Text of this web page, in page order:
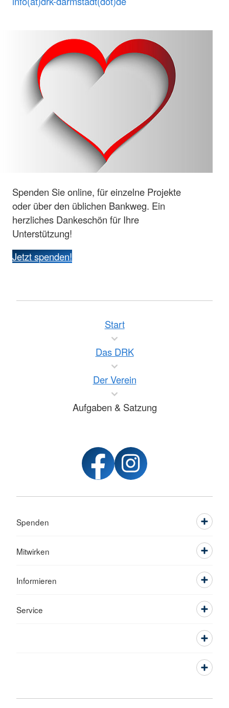
Spenden Sie online, für einzelne Projekte
oder über den üblichen Bankweg. Ein
herzliches Dankeschön für Ihre
Unterstützung!
Jetzt spenden!
Start
Das DRK
Der Verein
Aufgaben & Satzung
Spenden
Mitwirken
Informieren
Service